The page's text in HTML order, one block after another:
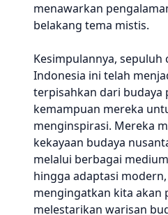
menawarkan
belakang tema mistis.
Kesimpulannya, sepuluh
Indonesia ini telah
terpisahkan dari budaya
kemampuan mereka
menginspirasi. Mereka
kekayaan budaya
melalui berbagai
hingga adaptasi
mengingatkan kita akan
melestarikan warisan